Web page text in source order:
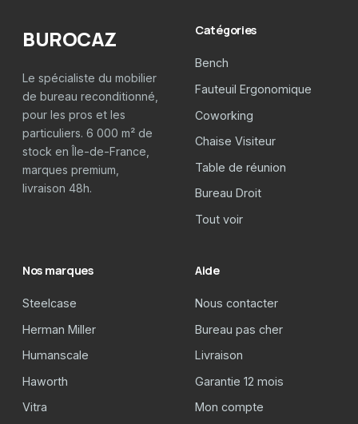
BUROCAZ
Le spécialiste du mobilier
de bureau reconditionné,
pour les pros et les
particuliers. 6 000 m² de
stock en Île-de-France,
marques premium,
livraison 48h.
Catégories
Bench
Fauteuil Ergonomique
Coworking
Chaise Visiteur
Table de réunion
Bureau Droit
Tout voir
Nos marques
Steelcase
Herman Miller
Humanscale
Haworth
Vitra
Aide
Nous contacter
Bureau pas cher
Livraison
Garantie 12 mois
Mon compte